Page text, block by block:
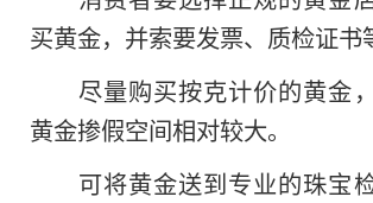
买黄金，并索要发票、质检证书
尽量购买按克计价的黄金
黄金掺假空间相对较大。
可将黄金送到专业的珠宝